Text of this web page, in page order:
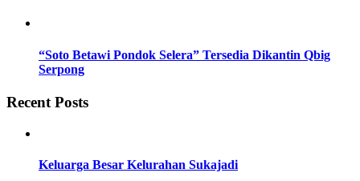
“Soto Betawi Pondok Selera” Tersedia Dikantin Qbig
Serpong
Recent Posts
Keluarga Besar Kelurahan Sukajadi